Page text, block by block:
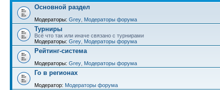
Основной раздел
Модераторы: Grey Модераторы форума
Турниры
Всё что так или иначе связано с турнирами
Модераторы: Grey Модераторы форума
Рейтинг-система
Модераторы: Grey Модераторы форума
Го в регионах
Модератор: Модераторы форума